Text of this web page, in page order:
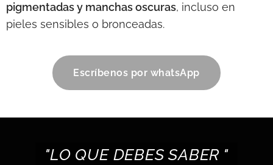
pigmentadas y manchas oscuras, incluso en
pieles sensibles o bronceadas.
Escríbenos por whatsApp
"LO QUE DEBES SABER "